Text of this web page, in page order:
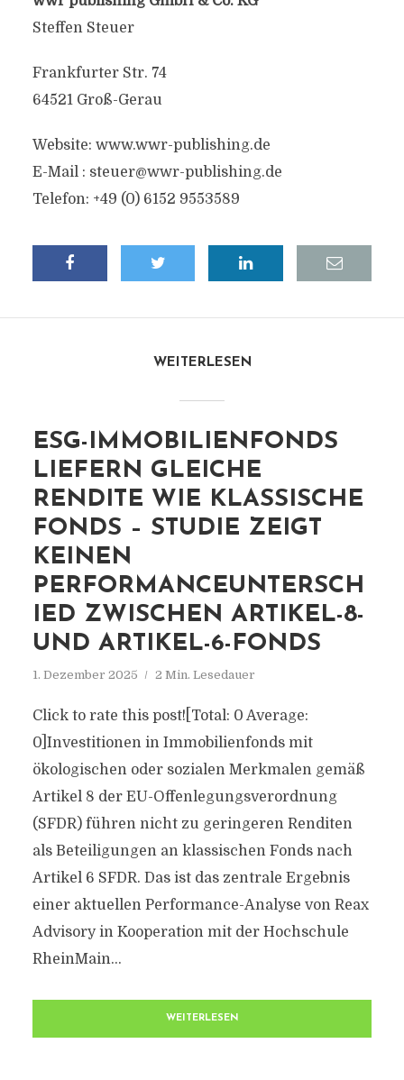
Steffen Steuer
Frankfurter Str. 74
64521 Groß-Gerau
Website: www.wwr-publishing.de
E-Mail : steuer@wwr-publishing.de
Telefon: +49 (0) 6152 9553589
WEITERLESEN
ESG-IMMOBILIENFONDS
LIEFERN GLEICHE
RENDITE WIE KLASSISCHE
FONDS – STUDIE ZEIGT
KEINEN
PERFORMANCEUNTERSCH
IED ZWISCHEN ARTIKEL-8-
UND ARTIKEL-6-FONDS
1. Dezember 2025 2 Min. Lesedauer
Click to rate this post![Total: 0 Average:
0]Investitionen in Immobilienfonds mit
ökologischen oder sozialen Merkmalen gemäß
Artikel 8 der EU-Offenlegungsverordnung
(SFDR) führen nicht zu geringeren Renditen
als Beteiligungen an klassischen Fonds nach
Artikel 6 SFDR. Das ist das zentrale Ergebnis
einer aktuellen Performance-Analyse von Reax
Advisory in Kooperation mit der Hochschule
RheinMain...
WEITERLESEN